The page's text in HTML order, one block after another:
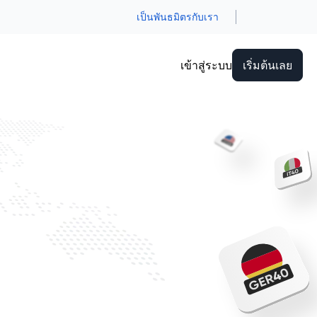
เป็นพันธมิตรกับเรา
เข้าสู่ระบบ เริ่มต้นเลย